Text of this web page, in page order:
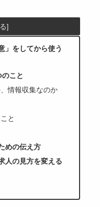
」をしてから使う
こと
情報収集なのか
と
めの伝え方
人の見方を変える